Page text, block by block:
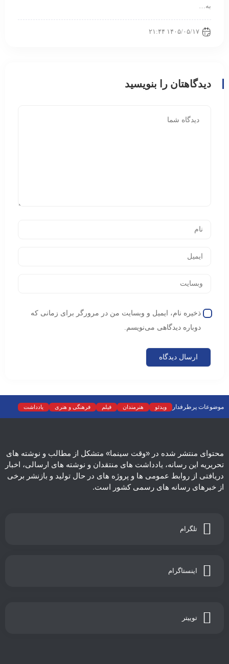
به…
۱۴۰۵/۰۵/۱۷ ۲۱:۴۴
دیدگاهتان را بنویسید
ذخیره نام، ایمیل و وبسایت من در مرورگر برای زمانی که
دوباره دیدگاهی می‌نویسم.
موضوعات پرطرفدار ویدئو هنرمندان فیلم فرهنگی و هنری
یادداشت
نمایش خانگی
نقد موسیقی سینما رادیو و تلویزیون تجسمی
تئاتر
محتوای منتشر شده در «وقت سینما» متشکل از مطالب و نوشته های
تحریریه این رسانه، یادداشت های منتقدان و نوشته های ارسالی، اخبار
دریافتی از روابط عمومی ها و پروژه های در حال تولید و بازنشر برخی
از خبرهای رسانه های رسمی کشور است.
تلگرام
اینستاگرام
توییتر